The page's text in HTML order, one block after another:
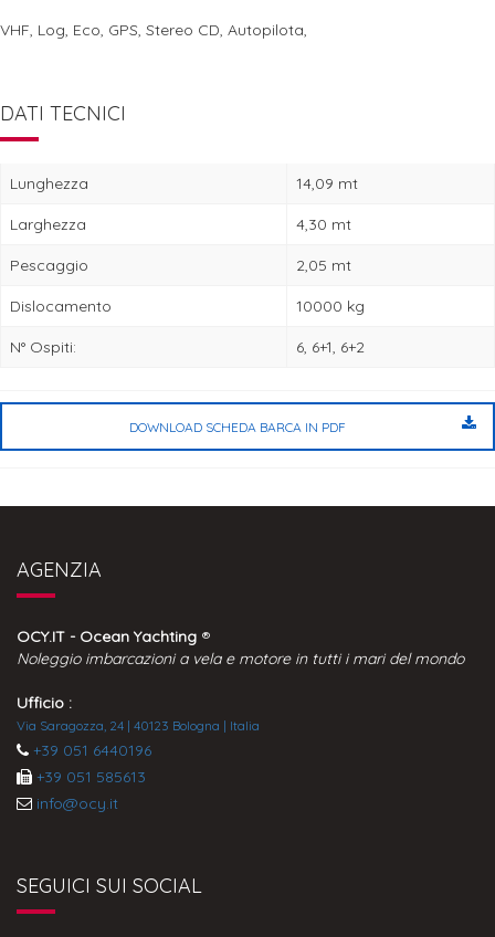
VHF, Log, Eco, GPS, Stereo CD, Autopilota,
DATI TECNICI
Lunghezza 14,09 mt
Larghezza 4,30 mt
Pescaggio 2,05 mt
Dislocamento 10000 kg
N° Ospiti: 6, 6+1, 6+2
DOWNLOAD SCHEDA BARCA IN PDF
AGENZIA
OCY.IT - Ocean Yachting ®
Noleggio imbarcazioni a vela e motore in tutti i mari del mondo
Ufficio :
Via Saragozza, 24 | 40123 Bologna | Italia
+39 051 6440196
+39 051 585613
info@ocy.it
SEGUICI SUI SOCIAL